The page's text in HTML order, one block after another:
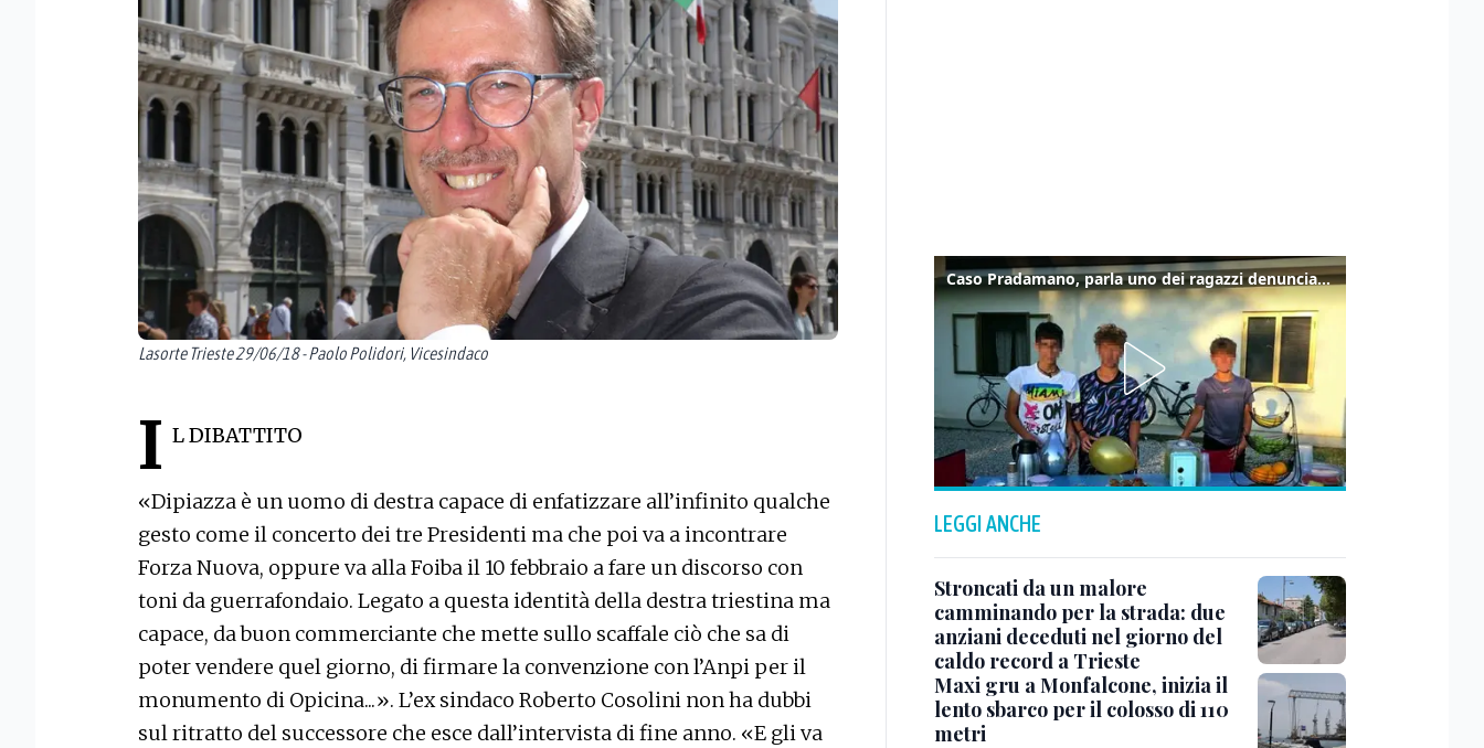
Lasorte Trieste 29/06/18 - Paolo Polidori, Vicesindaco
I L DIBATTITO
«Dipiazza è un uomo di destra capace di enfatizzare all’infinito qualche
gesto come il concerto dei tre Presidenti ma che poi va a incontrare
Forza Nuova, oppure va alla Foiba il 10 febbraio a fare un discorso con
toni da guerrafondaio. Legato a questa identità della destra triestina ma
capace, da buon commerciante che mette sullo scaffale ciò che sa di
poter vendere quel giorno, di firmare la convenzione con l’Anpi per il
monumento di Opicina...». L’ex sindaco Roberto Cosolini non ha dubbi
sul ritratto del successore che esce dall’intervista di fine anno. «E gli va
Caso Pradamano, parla uno dei ragazzi denunciati per la limonata: "Volevo anche aiutare i miei"
LEGGI ANCHE
Stroncati da un malore
camminando per la strada: due
anziani deceduti nel giorno del
caldo record a Trieste
Maxi gru a Monfalcone, inizia il
lento sbarco per il colosso di 110
metri